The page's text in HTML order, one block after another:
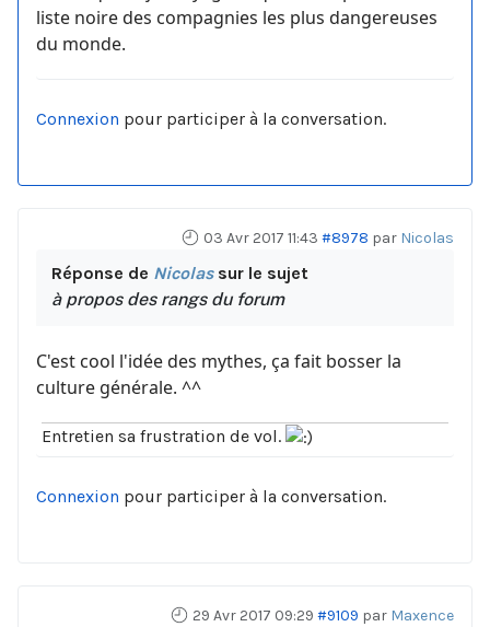
liste noire des compagnies les plus dangereuses
du monde.
Connexion pour participer à la conversation.
03 Avr 2017 11:43 #8978 par Nicolas
Réponse de Nicolassur le sujet
à propos des rangs du forum
C'est cool l'idée des mythes, ça fait bosser la
culture générale. ^^
Entretien sa frustration de vol.
Connexion pour participer à la conversation.
29 Avr 2017 09:29 #9109 par Maxence